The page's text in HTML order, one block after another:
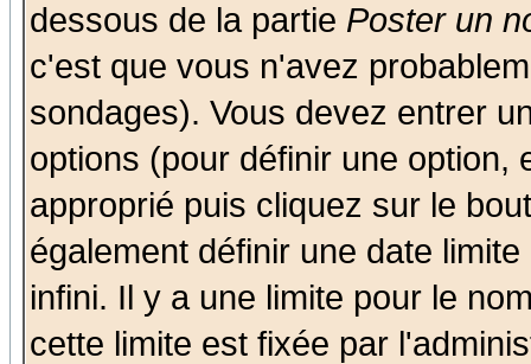
dessous de la partie Poster un
c'est que vous n'avez
sondages). Vous devez entrer
options (pour définir une option,
approprié puis cliquez sur le
également définir une date
infini. Il y a une limite pour le
cette limite est fixée par